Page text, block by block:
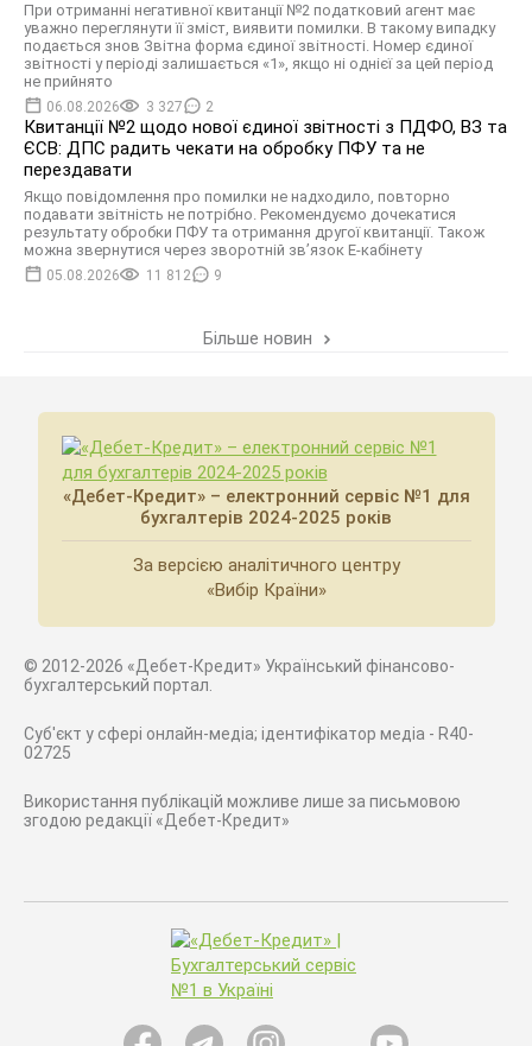
При отриманні негативної квитанції №2 податковий агент має
уважно переглянути її зміст, виявити помилки. В такому випадку
подається знов Звітна форма єдиної звітності. Номер єдиної
звітності у періоді залишається «1», якщо ні однієї за цей період
не прийнято
06.08.2026 3 327 2
Квитанції №2 щодо нової єдиної звітності з ПДФО, ВЗ та
ЄСВ: ДПС радить чекати на обробку ПФУ та не
перездавати
Якщо повідомлення про помилки не надходило, повторно
подавати звітність не потрібно. Рекомендуємо дочекатися
результату обробки ПФУ та отримання другої квитанції. Також
можна звернутися через зворотній зв’язок Е-кабінету
05.08.2026 11 812 9
Більше новин
«Дебет-Кредит» – електронний сервіс №1 для
бухгалтерів 2024-2025 років
За версією аналітичного центру
«Вибір Країни»
© 2012-2026 «Дебет-Кредит» Український фінансово-
бухгалтерський портал.
Суб'єкт у сфері онлайн-медіа; ідентифікатор медіа - R40-
02725
Використання публікацій можливе лише за письмовою
згодою редакції «Дебет-Кредит»